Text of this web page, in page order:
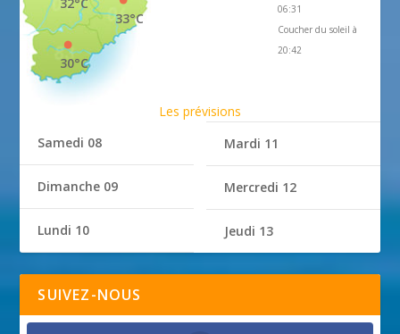
33°C
30°C
06:31
Coucher du soleil à
20:42
Les prévisions
Samedi 08
Dimanche 09
Lundi 10
Mardi 11
Mercredi 12
Jeudi 13
SUIVEZ-NOUS